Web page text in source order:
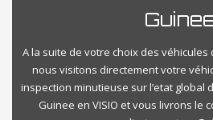
A la suite de votre choix des
nous visitons directement votre
inspection minutieuse sur l’etat global
Guinee en VISIO et vous livrons le